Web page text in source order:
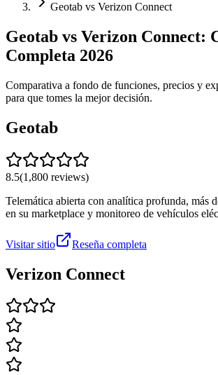
Geotab vs Verizon Connect
Geotab vs Verizon Connect:
Completa 2026
Comparativa a fondo de funciones, precios y
para que tomes la mejor decisión.
Geotab
8.5(1,800 reviews)
Telemática abierta con analítica profunda, más
en su marketplace y monitoreo de vehículos
Visitar sitio Reseña completa
Verizon Connect